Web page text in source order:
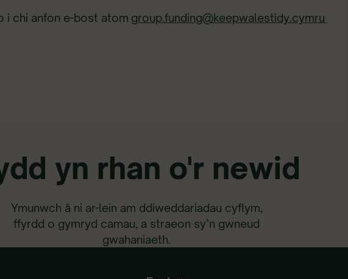
i chi anfon e-bost atom group.funding@keepwalestidy.cymru
yn rhan o'r newid
Ymunwch â ni ar-lein am ddiweddariadau cyflym,
ffyrdd o gymryd camau, a straeon sy’n gwneud
gwahaniaeth.